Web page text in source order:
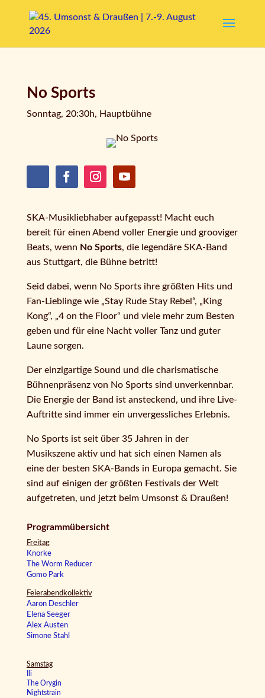
No Sports
Sonntag, 20:30h, Hauptbühne
SKA-Musikliebhaber aufgepasst! Macht euch
bereit für einen Abend voller Energie und grooviger
Beats, wenn No Sports, die legendäre SKA-Band
aus Stuttgart, die Bühne betritt!
Seid dabei, wenn No Sports ihre größten Hits und
Fan-Lieblinge wie „Stay Rude Stay Rebel“, „King
Kong“, „4 on the Floor“ und viele mehr zum Besten
geben und für eine Nacht voller Tanz und guter
Laune sorgen.
Der einzigartige Sound und die charismatische
Bühnenpräsenz von No Sports sind unverkennbar.
Die Energie der Band ist ansteckend, und ihre Live-
Auftritte sind immer ein unvergessliches Erlebnis.
No Sports ist seit über 35 Jahren in der
Musikszene aktiv und hat sich einen Namen als
eine der besten SKA-Bands in Europa gemacht. Sie
sind auf einigen der größten Festivals der Welt
aufgetreten, und jetzt beim Umsonst & Draußen!
Programmübersicht
Freitag
Knorke
The Worm Reducer
Gomo Park
Feierabendkollektiv
Aaron Deschler
Elena Seeger
Alex Austen
Simone Stahl
Samstag
Ili
The Orygin
Nightstrain